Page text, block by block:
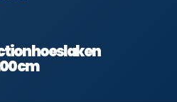
hoeslaken
cm